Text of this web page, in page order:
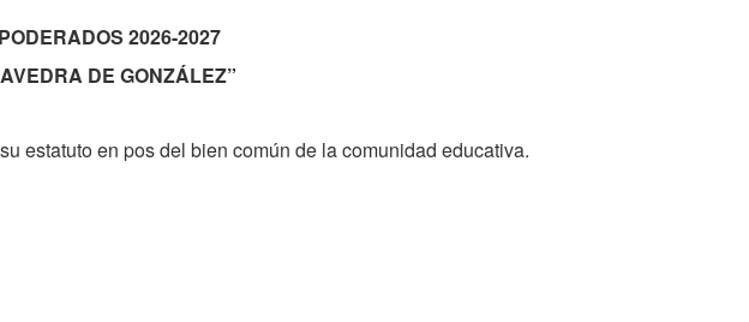
2026-2027
DE GONZÁLEZ”
estatuto en pos del bien común de la comunidad educativa.